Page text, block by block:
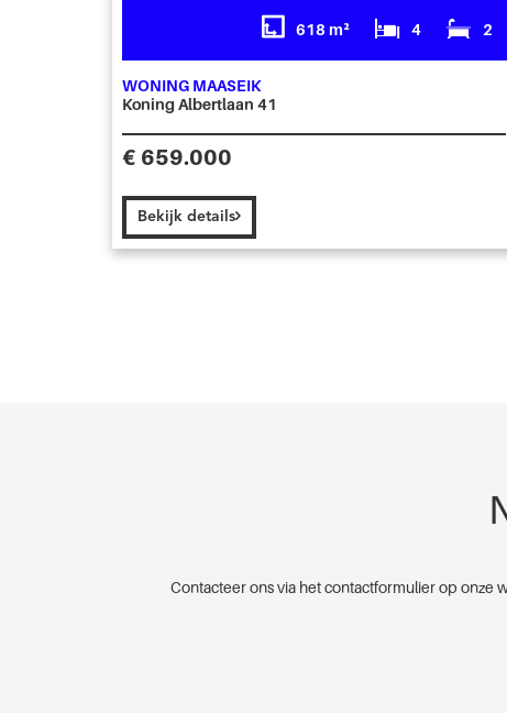
618 m² 4 2
WONING MAASEIK
Koning Albertlaan 41
€ 659.000
Bekijk details
Contacteer ons via het contactformulier op onze